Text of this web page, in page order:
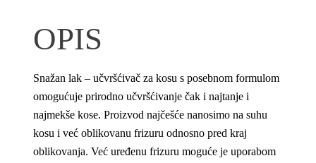
OPIS
Snažan lak – učvršćivač za kosu s posebnom formulom
omogućuje prirodno učvršćivanje čak i najtanje i
najmekše kose. Proizvod najčešće nanosimo na suhu
kosu i već oblikovanu frizuru odnosno pred kraj
oblikovanja. Već uređenu frizuru moguće je uporabom